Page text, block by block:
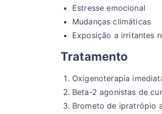
Estresse emocional
Mudanças climáticas
Exposição a irritantes
Tratamento
Oxigenoterapia
Beta-2 agonistas de
Brometo de ipratrópio